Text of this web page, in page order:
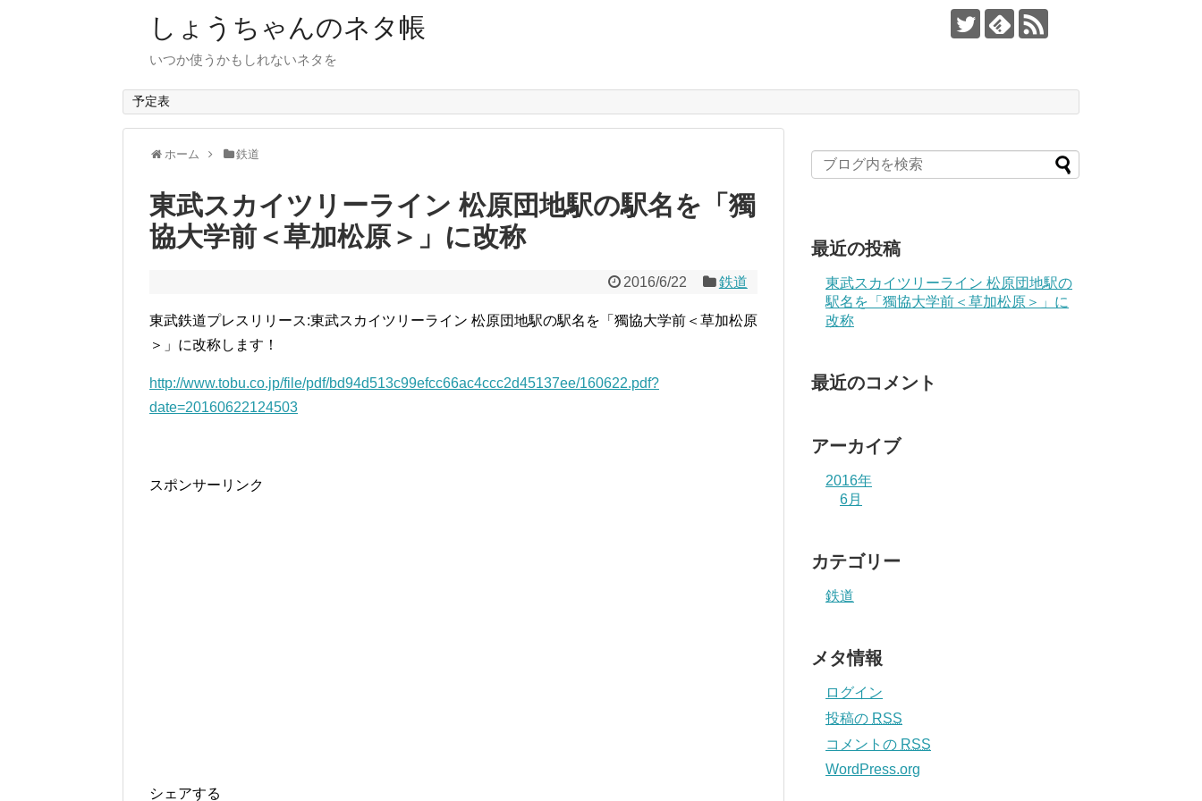
しょうちゃんのネタ帳
いつか使うかもしれないネタを
予定表
ホーム 鉄道
東武スカイツリーライン 松原団地駅の駅名を「獨
協大学前＜草加松原＞」に改称
2016/6/22 鉄道
東武鉄道プレスリリース:東武スカイツリーライン 松原団地駅の駅名を「獨協大学前＜草加松原
＞」に改称します！
http://www.tobu.co.jp/file/pdf/bd94d513c99efcc66ac4ccc2d45137ee/160622.pdf?
date=20160622124503
スポンサーリンク
シェアする
最近の投稿
東武スカイツリーライン 松原団地駅の
駅名を「獨協大学前＜草加松原＞」に
改称
最近のコメント
アーカイブ
2016年
6月
カテゴリー
鉄道
メタ情報
ログイン
投稿の RSS
コメントの RSS
WordPress.org